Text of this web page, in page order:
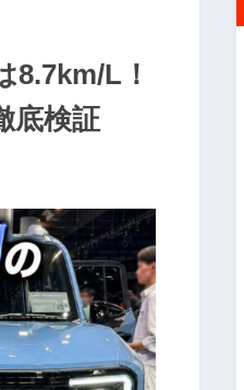
8.7km/L！
底検証